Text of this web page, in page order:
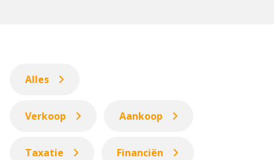
Alles
Verkoop Aankoop
Taxatie Financiën